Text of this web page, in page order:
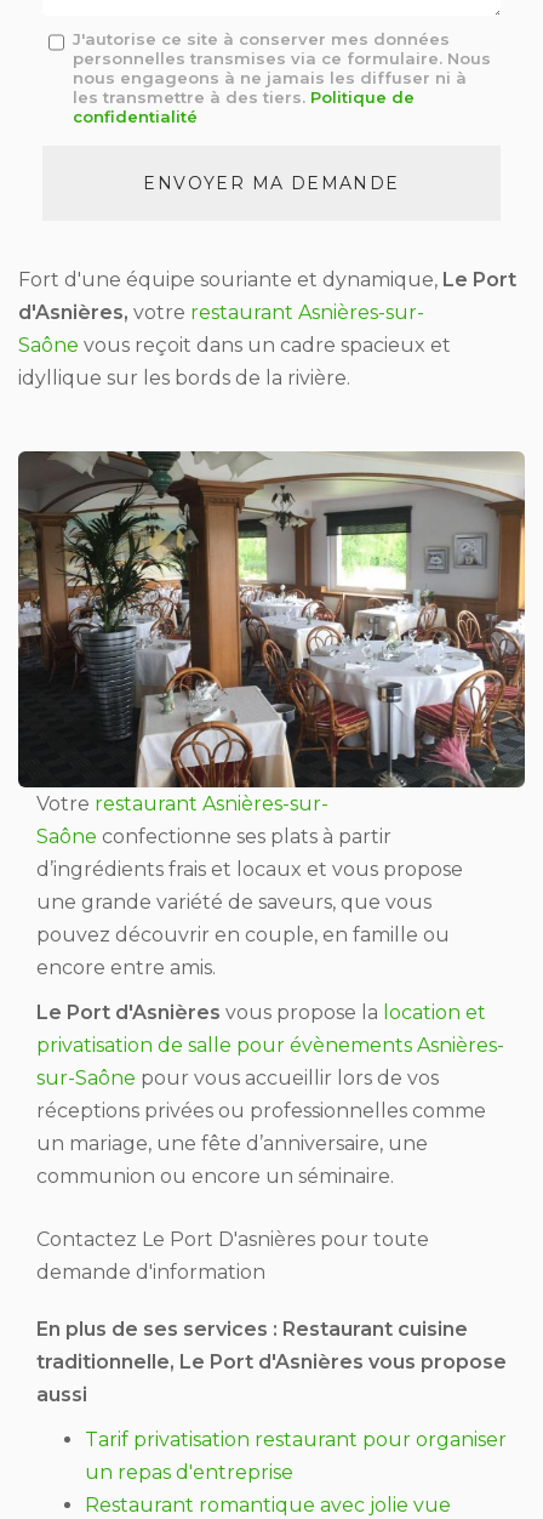
Message
J'autorise ce site à conserver mes données
personnelles transmises via ce formulaire. Nous
nous engageons à ne jamais les diffuser ni à
les transmettre à des tiers. Politique de
confidentialité
ENVOYER MA DEMANDE
Fort d'une équipe souriante et dynamique, Le Port
d'Asnières, votre restaurant Asnières-sur-
Saône vous reçoit dans un cadre spacieux et
idyllique sur les bords de la rivière.
Votre restaurant Asnières-sur-
Saône confectionne ses plats à partir
d’ingrédients frais et locaux et vous propose
une grande variété de saveurs, que vous
pouvez découvrir en couple, en famille ou
encore entre amis.
Le Port d'Asnières vous propose la location et
privatisation de salle pour évènements Asnières-
sur-Saône pour vous accueillir lors de vos
réceptions privées ou professionnelles comme
un mariage, une fête d’anniversaire, une
communion ou encore un séminaire.
Contactez Le Port D'asnières pour toute
demande d'information
En plus de ses services : Restaurant cuisine
traditionnelle, Le Port d'Asnières vous propose
aussi
Tarif privatisation restaurant pour organiser
un repas d'entreprise
Restaurant romantique avec jolie vue